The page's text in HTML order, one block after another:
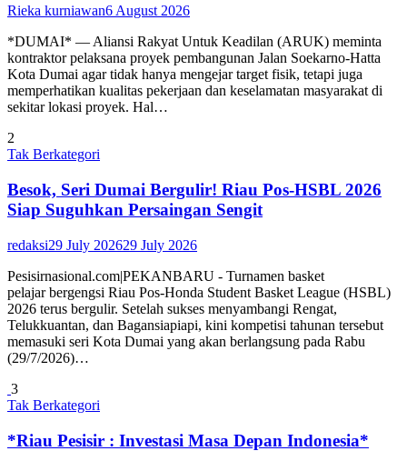
Rieka kurniawan6 August 2026
*DUMAI* — Aliansi Rakyat Untuk Keadilan (ARUK) meminta
kontraktor pelaksana proyek pembangunan Jalan Soekarno-Hatta
Kota Dumai agar tidak hanya mengejar target fisik, tetapi juga
memperhatikan kualitas pekerjaan dan keselamatan masyarakat di
sekitar lokasi proyek. Hal…
2
Tak Berkategori
Besok, Seri Dumai Bergulir! Riau Pos-HSBL 2026
Siap Suguhkan Persaingan Sengit
redaksi29 July 202629 July 2026
Pesisirnasional.com|PEKANBARU - Turnamen basket
pelajar bergengsi Riau Pos-Honda Student Basket League (HSBL)
2026 terus bergulir. Setelah sukses menyambangi Rengat,
Telukkuantan, dan Bagansiapiapi, kini kompetisi tahunan tersebut
memasuki seri Kota Dumai yang akan berlangsung pada Rabu
(29/7/2026)…
3
Tak Berkategori
*Riau Pesisir : Investasi Masa Depan Indonesia*